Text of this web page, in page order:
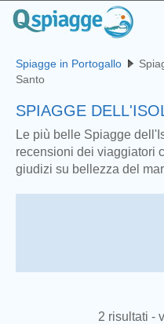
Spiagge in Portogallo
Santo
SPIAGGE
Le più belle Spiagge
recensioni dei viaggiatori
giudizi su bellezza del
2 risultati -